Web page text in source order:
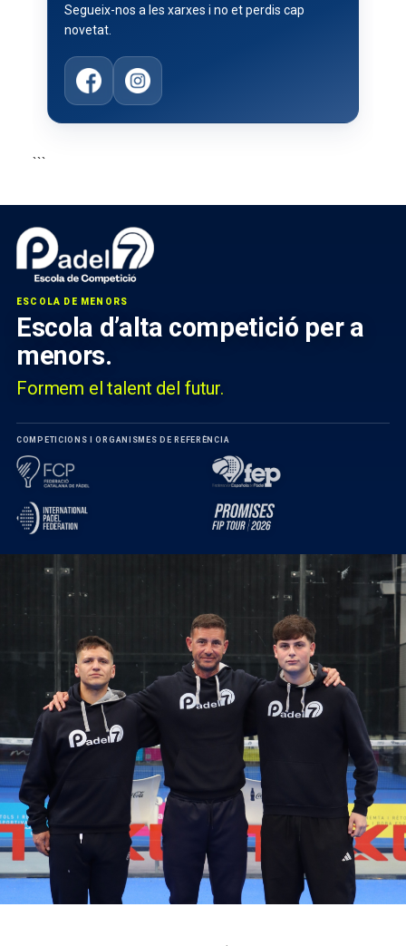
Segueix-nos a les xarxes i no et perdis cap
novetat.
```
ESCOLA DE MENORS
Escola d’alta competició per a
menors.
Formem el talent del futur.
COMPETICIONS I ORGANISMES DE REFERÈNCIA